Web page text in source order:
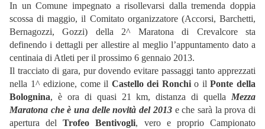
In un Comune impegnato a risollevarsi dalla tremenda doppia
scossa di maggio, il Comitato organizzatore (Accorsi, Barchetti,
Bernagozzi, Gozzi) della 2^ Maratona di Crevalcore sta
definendo i dettagli per allestire al meglio l’appuntamento dato a
centinaia di Atleti per il prossimo 6 gennaio 2013.
Il tracciato di gara, pur dovendo evitare passaggi tanto apprezzati
nella 1^ edizione, come il Castello dei Ronchio ilPonte della
Bolognina, è ora di quasi 21 km, distanza di quella Mezza
Maratona che è una delle novità del 2013e che sarà la prova di
apertura delTrofeo Bentivogli, vero e proprio Campionato